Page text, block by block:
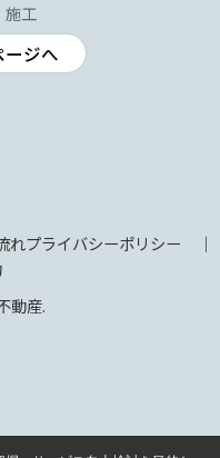
施工
ージへ
れプライバシーポリシー
動産.